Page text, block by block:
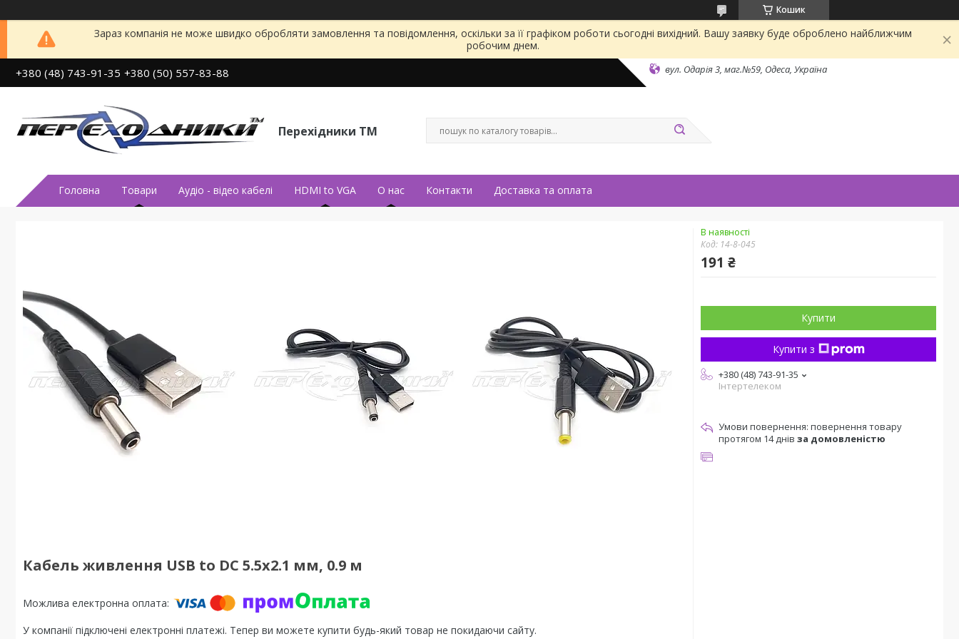
Кошик
Зараз компанія не може швидко обробляти замовлення та повідомлення, оскільки за її графіком роботи сьогодні вихідний. Вашу заявку буде оброблено найближчим
робочим днем.
+380 (48) 743-91-35 +380 (50) 557-83-88 вул. Одарiя 3, маг.№59, Одеса, Україна
Перехідники ТМ
Головна Товари Аудiо - вiдео кабелi HDMI to VGA О нас Контакти Доставка та оплата
Кабель живлення USB to DC 5.5x2.1 мм, 0.9 м
У компанії підключені електронні платежі. Тепер ви можете купити будь-який товар не покидаючи сайту.
В наявності
Код: 14-8-045
191 ₴
Купити
Купити з
+380 (48) 743-91-35
Інтертелеком
повернення товару
протягом 14 днів за домовленістю